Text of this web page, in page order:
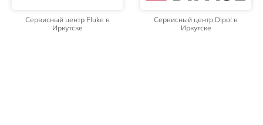
Сервисный центр Fluke в
Иркутске
Сервисный центр Dipol в
Иркутске